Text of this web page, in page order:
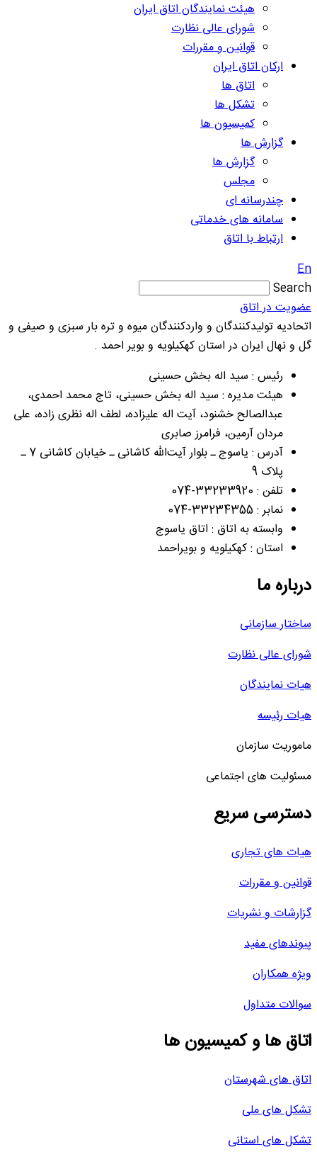
هیئت نمایندگان اتاق ایران
شورای عالی نظارت
قوانین و مقررات
ارکان اتاق ایران
اتاق ها
تشکل ها
کمیسیون ها
گزارش ها
گزارش ها
مجلس
چندرسانه ای
سامانه های خدماتی
ارتباط با اتاق
En
Search
عضویت در اتاق
اتحادیه تولیدکنندگان و واردکنندگان میوه و تره بار سبزی و صیفی و
گل و نهال ایران در استان کهکیلویه و بویر احمد .
رئیس : سید اله بخش حسینی
هیئت مدیره : سید اله بخش حسینی، تاج محمد احمدی،
عبدالصالح خشنود، آیت اله علیزاده، لطف اله نظری زاده، علی
مردان آرمین، فرامرز صابری
آدرس : یاسوج ـ بلوار آیت‌الله کاشانی ـ خیابان کاشانی 7 ـ
پلاک 9
تلفن : 33233920-074
نمابر : 33234355-074
وابسته به اتاق : اتاق یاسوج
استان : کهکیلویه و بویراحمد
درباره ما
ساختار سازمانی
شورای عالی نظارت
هیات نمایندگان
هیات رئیسه
ماموریت سازمان
مسئولیت های اجتماعی
دسترسی سریع
هیات های تجاری
قوانین و مقررات
گزارشات و نشریات
پیوندهای مفید
ویژه همکاران
سوالات متداول
اتاق ها و کمیسیون ها
اتاق های شهرستان
تشکل های ملی
تشکل های استانی